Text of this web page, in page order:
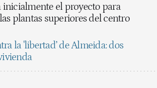
el proyecto para
plantas superiores del centro
la 'libertad’ de Almeida: dos